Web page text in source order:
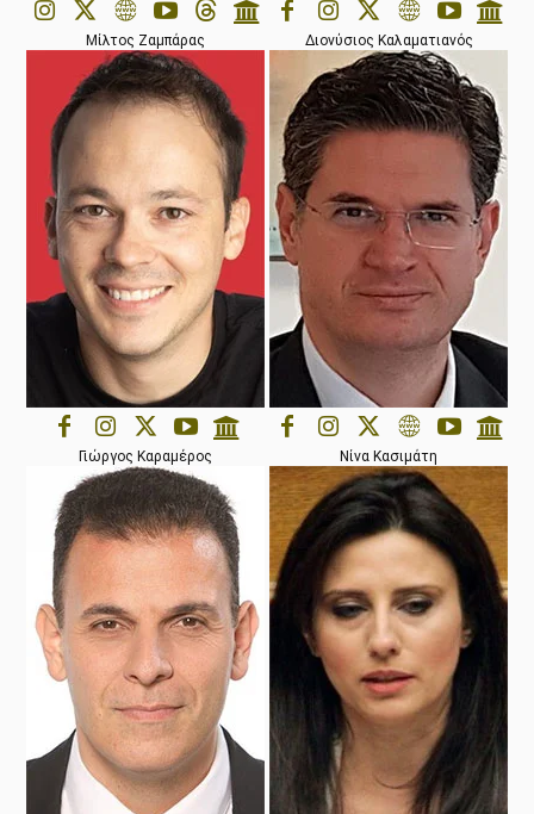
Μίλτος Ζαμπάρας Διονύσιος Καλαματιανός
Γιώργος Καραμέρος Νίνα Κασιμάτη